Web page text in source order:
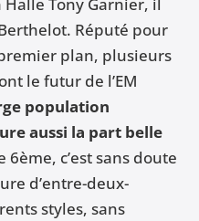
Tony Garnier, il
Réputé pour
plan, plusieurs
le futur de l’EM
population
aussi la part belle
6ème, c’est sans doute
d’entre-deux-
styles, sans